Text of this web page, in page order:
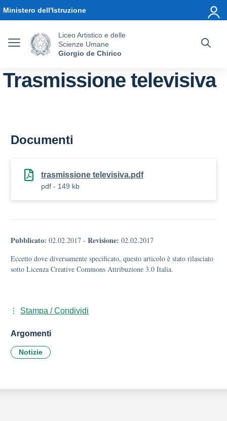
Ministero dell'Istruzione
Liceo Artistico e delle
Scienze Umane
Giorgio de Chirico
Trasmissione televisiva
Documenti
trasmissione televisiva.pdf
pdf - 149 kb
Pubblicato: 02.02.2017 - Revisione: 02.02.2017
Eccetto dove diversamente specificato, questo articolo è stato rilasciato
sotto Licenza Creative Commons Attribuzione 3.0 Italia.
Stampa / Condividi
Argomenti
Notizie